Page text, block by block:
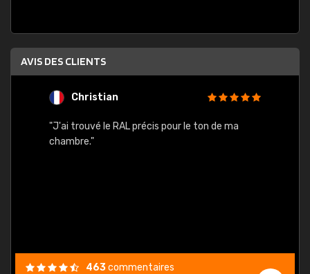
AVIS DES CLIENTS
Christian
"J'ai trouvé le RAL précis pour le ton de ma
chambre."
463commentaires